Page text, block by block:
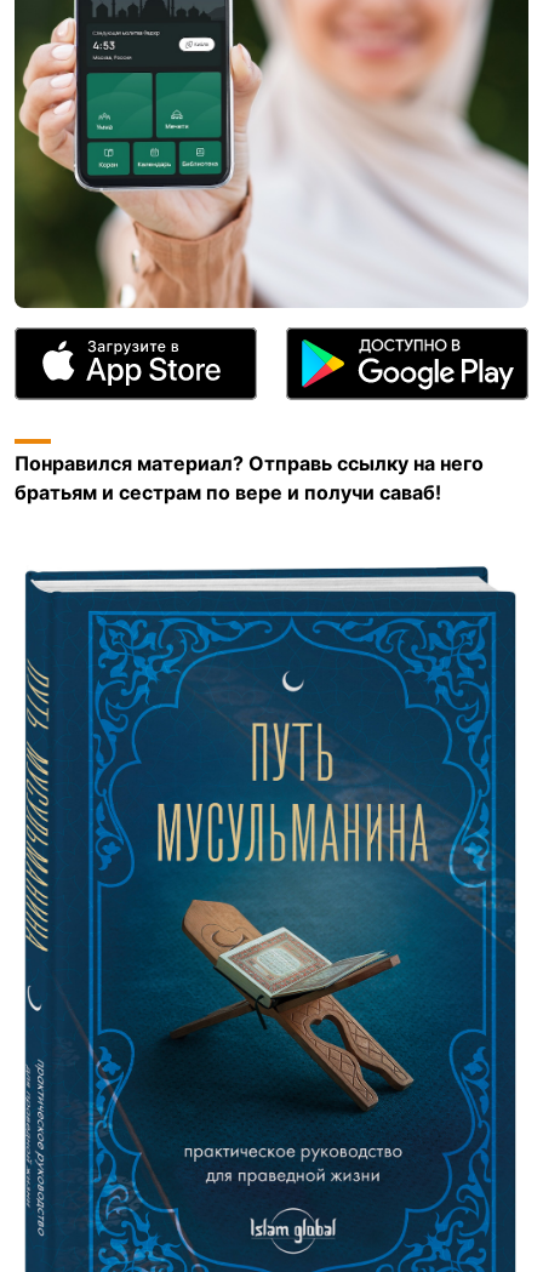
Понравился материал? Отправь ссылку на него
братьям и сестрам по вере и получи саваб!